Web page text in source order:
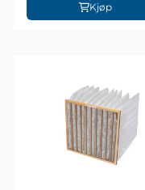
Kjøp